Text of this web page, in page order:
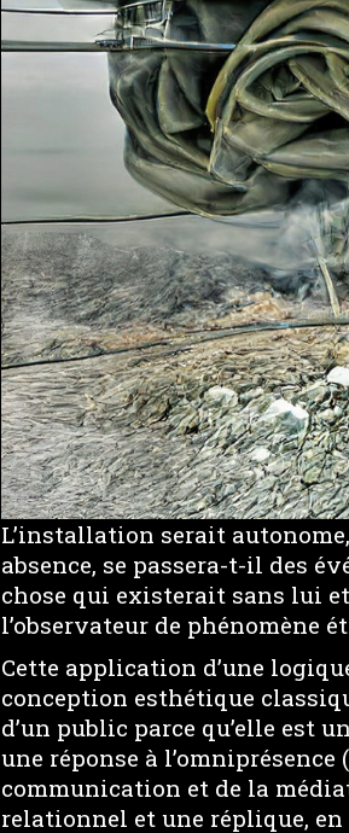
L’installation serait
absence, se passera-t-il des
chose qui existerait sans lui
l’observateur de phénomène
Cette application d’une
conception esthétique
d’un public parce qu’elle est
une réponse à
communication et de la
relationnel et une réplique, en